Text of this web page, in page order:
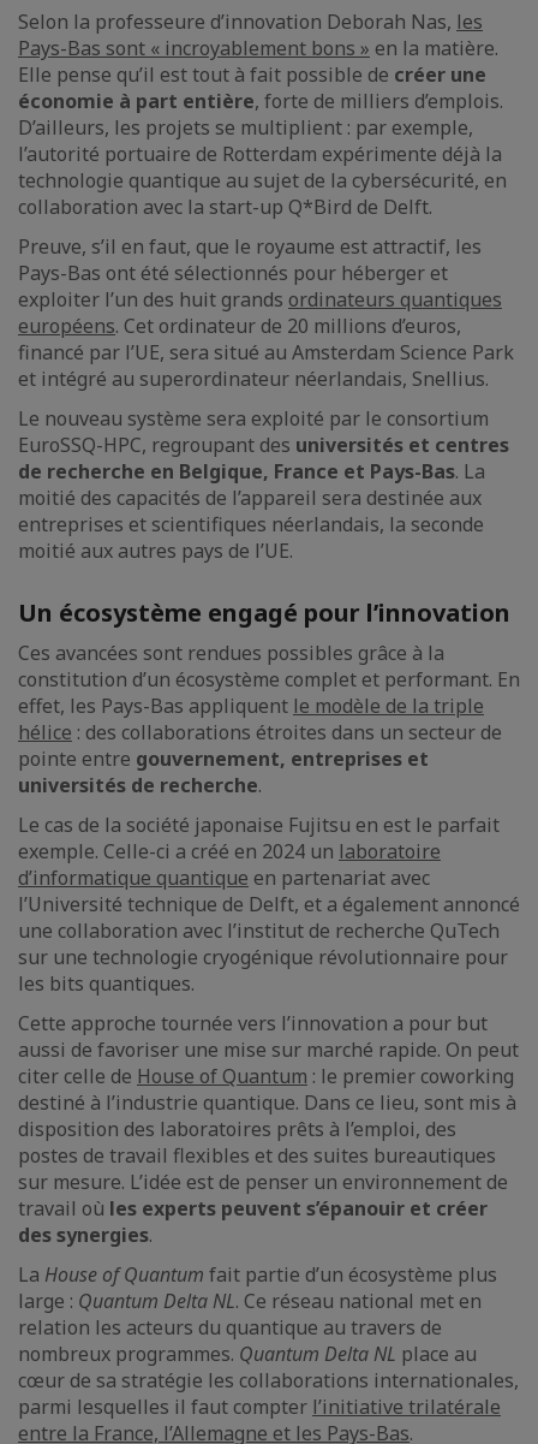
Selon la professeure d’innovation Deborah Nas, les
Pays-Bas sont « incroyablement bons » en la matière.
Elle pense qu’il est tout à fait possible de créer une
économie à part entière, forte de milliers d’emplois.
D’ailleurs, les projets se multiplient : par exemple,
l’autorité portuaire de Rotterdam expérimente déjà la
technologie quantique au sujet de la cybersécurité, en
collaboration avec la start-up Q*Bird de Delft.
Preuve, s’il en faut, que le royaume est attractif, les
Pays-Bas ont été sélectionnés pour héberger et
exploiter l’un des huit grands ordinateurs quantiques
européens. Cet ordinateur de 20 millions d’euros,
financé par l’UE, sera situé au Amsterdam Science Park
et intégré au superordinateur néerlandais, Snellius.
Le nouveau système sera exploité par le consortium
EuroSSQ-HPC, regroupant des universités et centres
de recherche en Belgique, France et Pays-Bas. La
moitié des capacités de l’appareil sera destinée aux
entreprises et scientifiques néerlandais, la seconde
moitié aux autres pays de l’UE.
Un écosystème engagé pour l’innovation
Ces avancées sont rendues possibles grâce à la
constitution d’un écosystème complet et performant. En
effet, les Pays-Bas appliquent le modèle de la triple
hélice : des collaborations étroites dans un secteur de
pointe entre gouvernement, entreprises et
universités de recherche.
Le cas de la société japonaise Fujitsu en est le parfait
exemple. Celle-ci a créé en 2024 un laboratoire
d’informatique quantique en partenariat avec
l’Université technique de Delft, et a également annoncé
une collaboration avec l’institut de recherche QuTech
sur une technologie cryogénique révolutionnaire pour
les bits quantiques.
Cette approche tournée vers l’innovation a pour but
aussi de favoriser une mise sur marché rapide. On peut
citer celle de House of Quantum : le premier coworking
destiné à l’industrie quantique. Dans ce lieu, sont mis à
disposition des laboratoires prêts à l’emploi, des
postes de travail flexibles et des suites bureautiques
sur mesure. L’idée est de penser un environnement de
travail où les experts peuvent s’épanouir et créer
des synergies.
La House of Quantum fait partie d’un écosystème plus
large : Quantum Delta NL. Ce réseau national met en
relation les acteurs du quantique au travers de
nombreux programmes. Quantum Delta NL place au
cœur de sa stratégie les collaborations internationales,
parmi lesquelles il faut compter l’initiative trilatérale
entre la France, l’Allemagne et les Pays-Bas.